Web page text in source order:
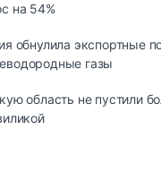
на 54%
обнулила экспортные
газы
область не пустили